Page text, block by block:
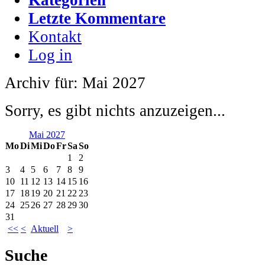
Letzte Kommentare
Kontakt
Log in
Archiv für: Mai 2027
Sorry, es gibt nichts anzuzeigen...
Mai 2027
MoDiMiDoFrSaSo
<< < Aktuell >
1
2
3
4 5 6 7 8
9
10 11 12 13 14 15 16
17 1819 20 21 22 23
24 2526 27 28 2930
31
Suche